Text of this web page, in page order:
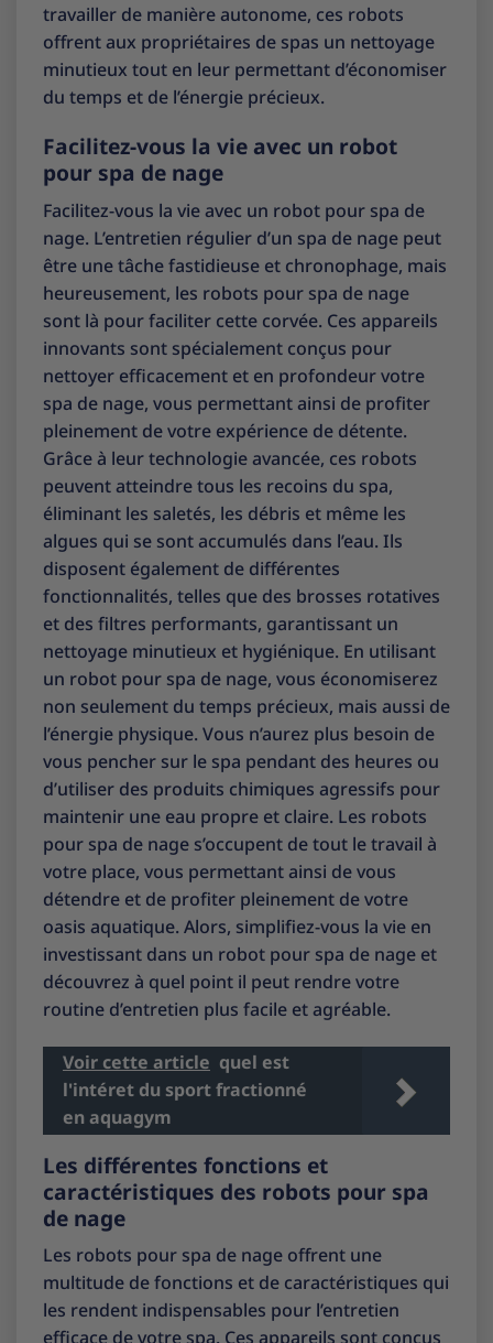
travailler de manière autonome, ces robots
offrent aux propriétaires de spas un nettoyage
minutieux tout en leur permettant d’économiser
du temps et de l’énergie précieux.
Facilitez-vous la vie avec un robot
pour spa de nage
Facilitez-vous la vie avec un robot pour spa de
nage. L’entretien régulier d’un spa de nage peut
être une tâche fastidieuse et chronophage, mais
heureusement, les robots pour spa de nage
sont là pour faciliter cette corvée. Ces appareils
innovants sont spécialement conçus pour
nettoyer efficacement et en profondeur votre
spa de nage, vous permettant ainsi de profiter
pleinement de votre expérience de détente.
Grâce à leur technologie avancée, ces robots
peuvent atteindre tous les recoins du spa,
éliminant les saletés, les débris et même les
algues qui se sont accumulés dans l’eau. Ils
disposent également de différentes
fonctionnalités, telles que des brosses rotatives
et des filtres performants, garantissant un
nettoyage minutieux et hygiénique. En utilisant
un robot pour spa de nage, vous économiserez
non seulement du temps précieux, mais aussi de
l’énergie physique. Vous n’aurez plus besoin de
vous pencher sur le spa pendant des heures ou
d’utiliser des produits chimiques agressifs pour
maintenir une eau propre et claire. Les robots
pour spa de nage s’occupent de tout le travail à
votre place, vous permettant ainsi de vous
détendre et de profiter pleinement de votre
oasis aquatique. Alors, simplifiez-vous la vie en
investissant dans un robot pour spa de nage et
découvrez à quel point il peut rendre votre
routine d’entretien plus facile et agréable.
Voir cette article quel est
l'intéret du sport fractionné
en aquagym
Les différentes fonctions et
caractéristiques des robots pour spa
de nage
Les robots pour spa de nage offrent une
multitude de fonctions et de caractéristiques qui
les rendent indispensables pour l’entretien
efficace de votre spa. Ces appareils sont conçus